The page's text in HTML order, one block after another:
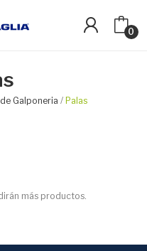
0
Galponeria Palas
más productos.